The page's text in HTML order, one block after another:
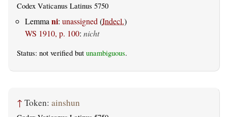
Codex Vaticanus Latinus 5750
Lemmani: unassigned(Indecl.)
WS 1910, p. 100: nicht
Status: not verified but unambiguous.
↑ Token: ainshun